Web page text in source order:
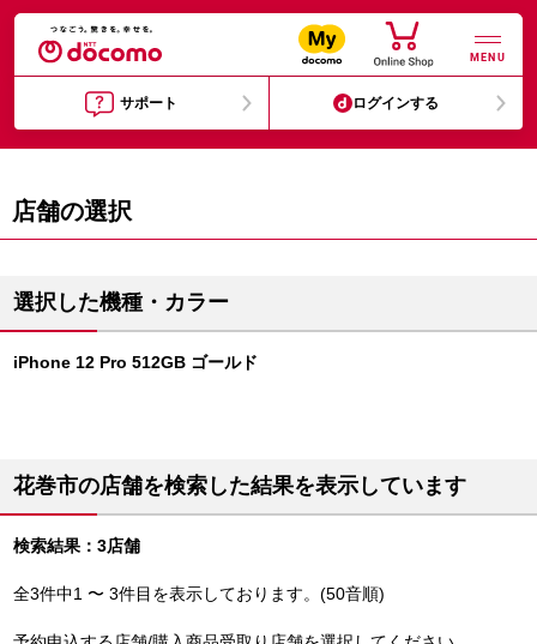
MENU
サポート ログインする
店舗の選択
選択した機種・カラー
iPhone 12 Pro 512GB ゴールド
花巻市の店舗を検索した結果を表示しています
検索結果：3店舗
全3件中1 〜 3件目を表示しております。(50音順)